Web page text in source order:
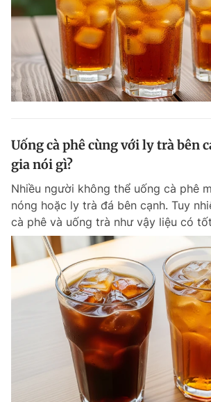
Sản phẩm khác
Tiện ích Bạn cần
Đọc Thanh Niên trên điện thoại
Theo dõi báo trên
0906 645 777
Liên hệ
0908 780
Uống cà phê cùng với ly trà bên
gia nói gì?
Nhiều người không thể uống cà phê
nóng hoặc ly trà đá bên cạnh. Tuy
cà phê và uống trà như vậy liệu có